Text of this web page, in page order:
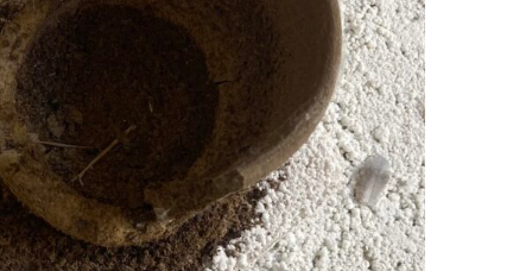
No products in the cart.
Go to shop